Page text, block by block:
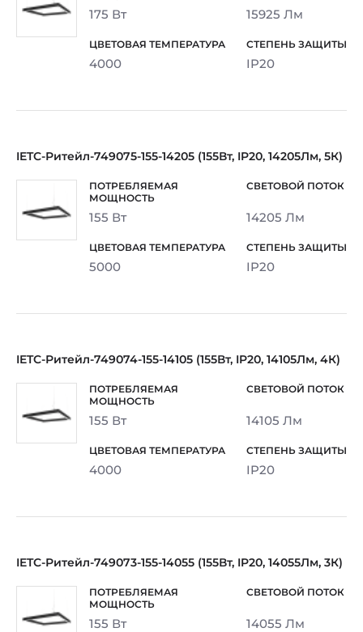
175 Вт 15925 Лм
4000 IP20
IETC-Ритейл-749075-155-14205 (155Вт, IP20, 14205Лм, 5К)
155 Вт 14205 Лм
5000 IP20
IETC-Ритейл-749074-155-14105 (155Вт, IP20, 14105Лм, 4К)
155 Вт 14105 Лм
4000 IP20
IETC-Ритейл-749073-155-14055 (155Вт, IP20, 14055Лм, 3К)
155 Вт 14055 Лм